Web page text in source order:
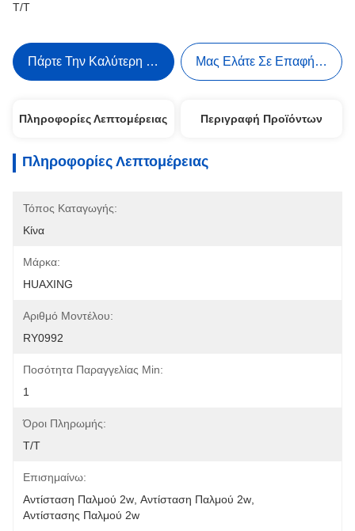
Τ/Τ
Πάρτε Την Καλύτερη Τιμή Μας Ελάτε Σε Επαφή Με
Πληροφορίες Λεπτομέρειας Περιγραφή Προϊόντων
Πληροφορίες Λεπτομέρειας
Τόπος Καταγωγής:
Κίνα
Μάρκα:
HUAXING
Αριθμό Μοντέλου:
RY0992
Ποσότητα Παραγγελίας Min:
1
Όροι Πληρωμής:
Τ/Τ
Επισημαίνω:
Αντίσταση Παλμού 2w Αντίσταση Παλμού 2w
Αντίστασης Παλμού 2w